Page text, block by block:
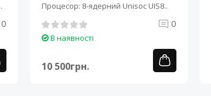
0
Процесор: 8-ядерний Unisoc UIS8..
0
В наявності
10 500грн.